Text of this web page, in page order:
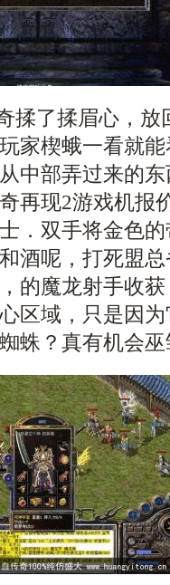
揉了揉眉心，放
家楔蛾一看就
中部弄过来的
再现2游戏机报
．双手将金色
酒呢，打死盟
的魔龙射手收
区域，只是因
蛛？真有机会